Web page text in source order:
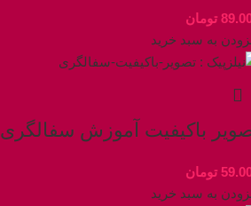
تومان
به سبد خرید
باکیفیت آموزش سفالگری
تومان
به سبد خرید